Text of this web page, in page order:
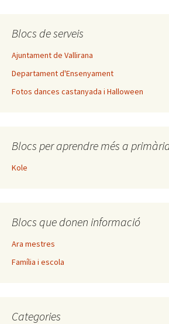
Blocs de serveis
Ajuntament de Vallirana
Departament d'Ensenyament
Fotos dances castanyada i Halloween
Blocs per aprendre més a
Kole
Blocs que donen informació
Ara mestres
Família i escola
Categories